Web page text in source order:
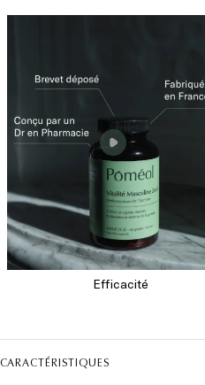
CARACTÉRISTIQUES